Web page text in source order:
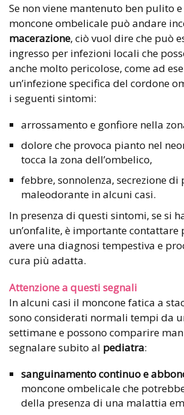
Se non viene mantenuto ben pulito
moncone ombelicale può andare
macerazione, ciò vuol dire che può
ingresso per infezioni locali che
anche molto pericolose, come ad
un’infezione specifica del cordone
i seguenti sintomi:
arrossamento e gonfiore nella
dolore che provoca pianto nel
tocca la zona dell’ombelico,
febbre, sonnolenza, secrezione di
maleodorante in alcuni casi.
In presenza di questi sintomi, se si
un’onfalite, è importante contattare
avere una diagnosi tempestiva e
cura più adatta.
Attenzione a questi segnali
In alcuni casi il moncone fatica a
sono considerati normali tempi da
settimane e possono comparire
segnalare subito al pediatra:
sanguinamento continuo e
moncone ombelicale che
della presenza di una malattia